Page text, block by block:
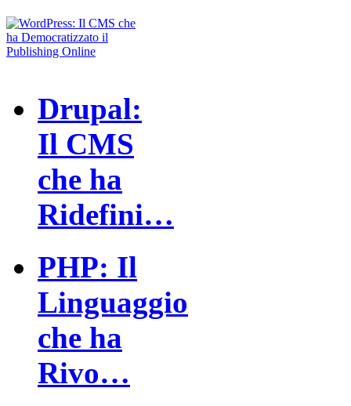
Drupal:
Il CMS
che ha
Ridefini…
PHP: Il
Linguaggio
che ha
Rivo…